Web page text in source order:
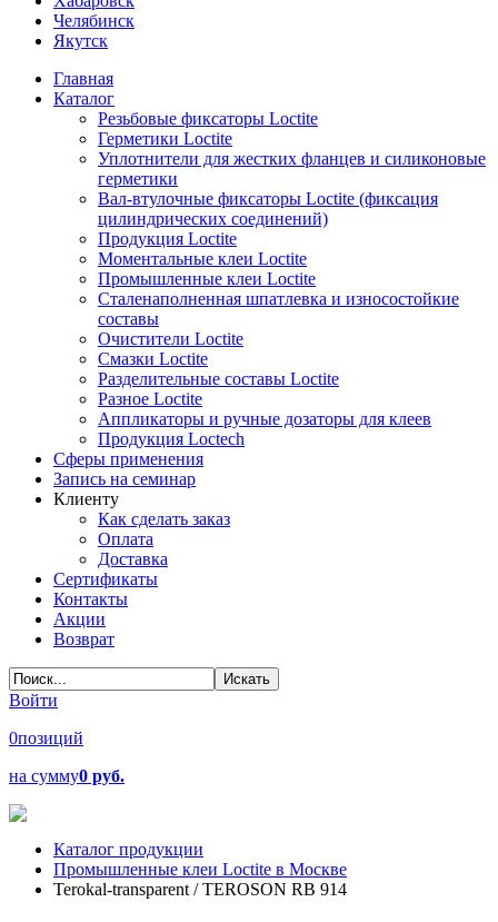
Челябинск
Якутск
Главная
Каталог
Резьбовые фиксаторы Loctite
Герметики Loctite
Уплотнители для жестких фланцев и силиконовые
герметики
Вал-втулочные фиксаторы Loctite (фиксация
цилиндрических соединений)
Продукция Loctite
Моментальные клеи Loctite
Промышленные клеи Loctite
Сталенаполненная шпатлевка и износостойкие
составы
Очистители Loctite
Смазки Loctite
Разделительные составы Loctite
Разное Loctite
Аппликаторы и ручные дозаторы для клеев
Продукция Loctech
Сферы применения
Запись на семинар
Клиенту
Как сделать заказ
Оплата
Доставка
Сертификаты
Контакты
Акции
Возврат
Войти
0позиций
на сумму0 руб.
Каталог продукции
Промышленные клеи Loctite в Москве
Terokal-transparent / TEROSON RB 914